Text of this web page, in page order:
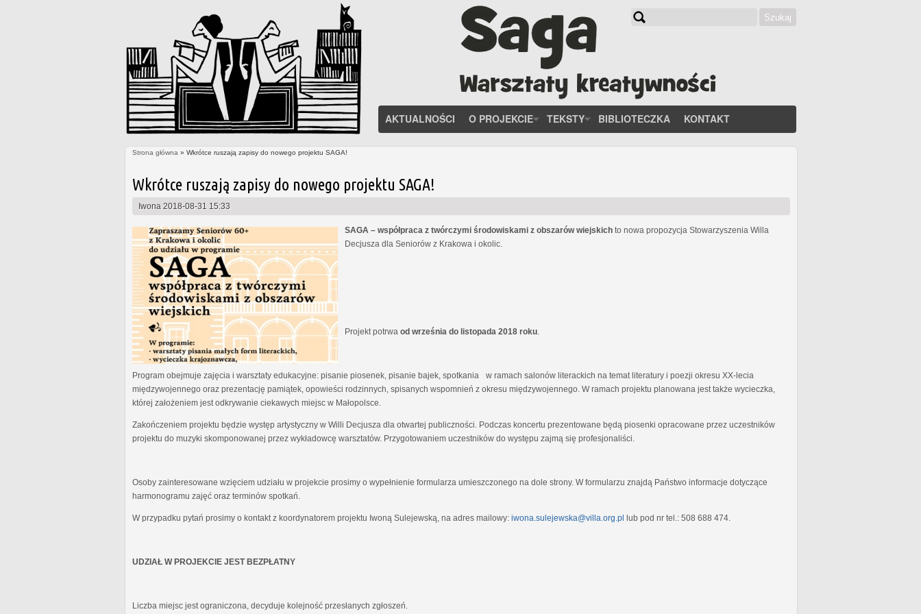
Szukaj
AKTUALNOŚCI O PROJEKCIE TEKSTY BIBLIOTECZKA KONTAKT
Strona główna » Wkrótce ruszają zapisy do nowego projektu SAGA!
Wkrótce ruszają zapisy do nowego projektu SAGA!
Iwona 2018-08-31 15:33
SAGA – współpraca z twórczymi środowiskami z obszarów wiejskich to nowa propozycja Stowarzyszenia Willa
Decjusza dla Seniorów z Krakowa i okolic.
Projekt potrwa od września do listopada 2018 roku
Program obejmuje zajęcia i warsztaty edukacyjne: pisanie piosenek, pisanie bajek, spotkania w ramach salonów literackich na temat literatury i poezji okresu XX-lecia
międzywojennego oraz prezentację pamiątek, opowieści rodzinnych, spisanych wspomnień z okresu międzywojennego. W ramach projektu planowana jest także wycieczka,
której założeniem jest odkrywanie ciekawych miejsc w Małopolsce.
Zakończeniem projektu będzie występ artystyczny w Willi Decjusza dla otwartej publiczności. Podczas koncertu prezentowane będą piosenki opracowane przez uczestników
projektu do muzyki skomponowanej przez wykładowcę warsztatów. Przygotowaniem uczestników do występu zajmą się profesjonaliści.
Osoby zainteresowane wzięciem udziału w projekcie prosimy o wypełnienie formularza umieszczonego na dole strony. W formularzu znajdą Państwo informacje dotyczące
harmonogramu zajęć oraz terminów spotkań.
W przypadku pytań prosimy o kontakt z koordynatorem projektu Iwoną Sulejewską, na adres mailowy: iwona.sulejewska@villa.org.pl lub pod nr tel.: 508 688 474.
UDZIAŁ W PROJEKCIE JEST BEZPŁATNY
Liczba miejsc jest ograniczona, decyduje kolejność przesłanych zgłoszeń.